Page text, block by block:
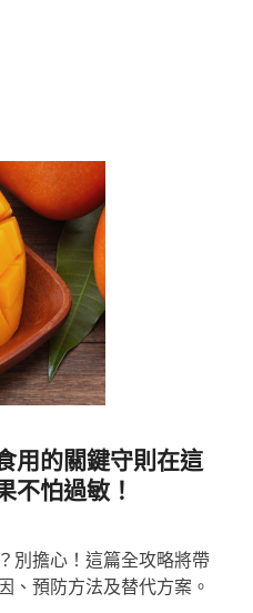
用的關鍵守則在這
不怕過敏！
別擔心！這篇全攻略將帶
、預防方法及替代方案。